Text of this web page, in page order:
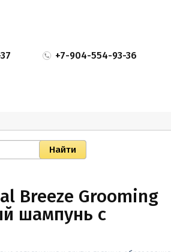
+7-904-554-93-36
Breeze Grooming
шампунь с